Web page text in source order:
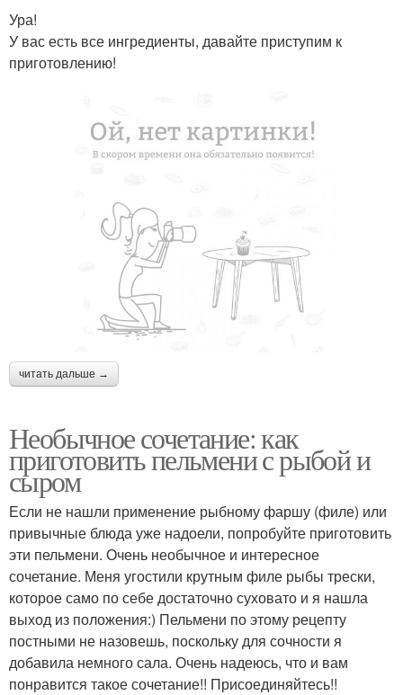
Ура!
У вас есть все ингредиенты, давайте приступим к
приготовлению!
читать дальше →
Необычное сочетание: как
приготовить пельмени с рыбой и
сыром
Если не нашли применение рыбному фаршу (филе) или
привычные блюда уже надоели, попробуйте приготовить
эти пельмени. Очень необычное и интересное
сочетание. Меня угостили крутным филе рыбы трески,
которое само по себе достаточно суховато и я нашла
выход из положения:) Пельмени по этому рецепту
постными не назовешь, поскольку для сочности я
добавила немного сала. Очень надеюсь, что и вам
понравится такое сочетание!! Присоединяйтесь!!